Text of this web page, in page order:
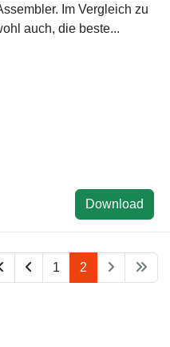
Im Vergleich zu
auch, die beste...
Download
1 2